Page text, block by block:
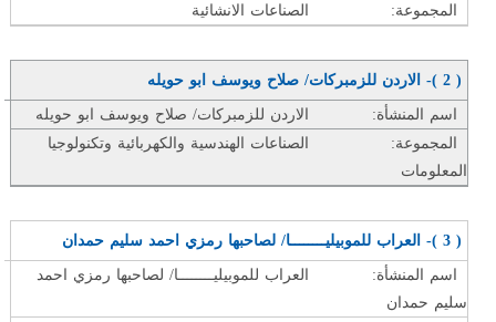
المجموعة:
الصناعات الانشائية
( 2 )- الاردن للزمبركات/ صلاح ويوسف ابو حويله
اسم المنشأة:
الاردن للزمبركات/ صلاح ويوسف ابو حويله
المجموعة:
الصناعات الهندسية والكهربائية وتكنولوجيا
المعلومات
( 3 )- العراب للموبيليــــــــا/ لصاحبها رمزي احمد سليم حمدان
اسم المنشأة:
العراب للموبيليــــــــا/ لصاحبها رمزي احمد
سليم حمدان